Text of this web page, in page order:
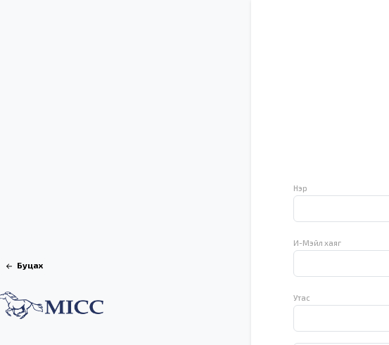
Буцах
Нэр
И-Мэйл хаяг
Утас